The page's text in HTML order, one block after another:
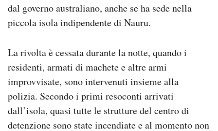
AREA PERSONALE
Regala il Post
Hai bisogno di aiuto?
Esci
dal governo australiano, anche se ha sede nella
piccola isola indipendente di Nauru.
La rivolta è cessata durante la notte, quando i
residenti, armati di machete e altre armi
improvvisate, sono intervenuti insieme alla
polizia. Secondo i primi resoconti arrivati
dall’isola, quasi tutte le strutture del centro di
detenzione sono state incendiate e al momento non